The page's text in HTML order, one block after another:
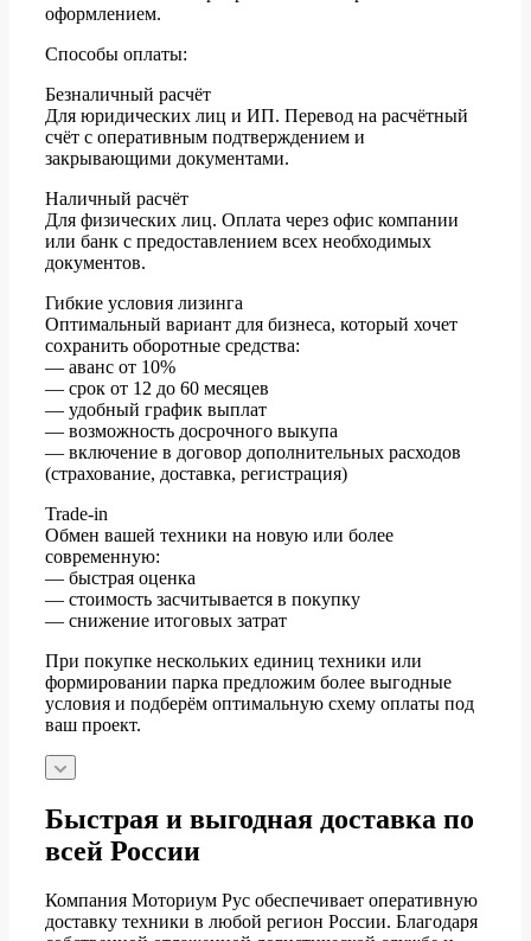
оформлением.
Способы оплаты:
Безналичный расчёт
Для юридических лиц и ИП. Перевод на расчётный
счёт с оперативным подтверждением и
закрывающими документами.
Наличный расчёт
Для физических лиц. Оплата через офис компании
или банк с предоставлением всех необходимых
документов.
Гибкие условия лизинга
Оптимальный вариант для бизнеса, который хочет
сохранить оборотные средства:
— аванс от 10%
— срок от 12 до 60 месяцев
— удобный график выплат
— возможность досрочного выкупа
— включение в договор дополнительных расходов
(страхование, доставка, регистрация)
Trade-in
Обмен вашей техники на новую или более
современную:
— быстрая оценка
— стоимость засчитывается в покупку
— снижение итоговых затрат
При покупке нескольких единиц техники или
формировании парка предложим более выгодные
условия и подберём оптимальную схему оплаты под
ваш проект.
Быстрая и выгодная доставка по
всей России
Компания Моториум Рус обеспечивает оперативную
доставку техники в любой регион России. Благодаря